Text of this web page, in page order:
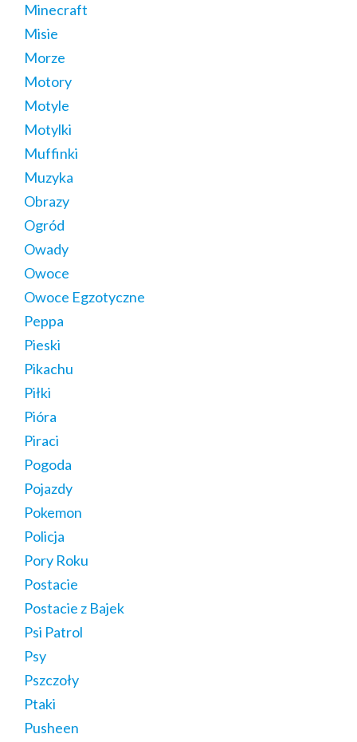
Minecraft
Misie
Morze
Motory
Motyle
Motylki
Muffinki
Muzyka
Obrazy
Ogród
Owady
Owoce
Owoce Egzotyczne
Peppa
Pieski
Pikachu
Piłki
Pióra
Piraci
Pogoda
Pojazdy
Pokemon
Policja
Pory Roku
Postacie
Postacie z Bajek
Psi Patrol
Psy
Pszczoły
Ptaki
Pusheen